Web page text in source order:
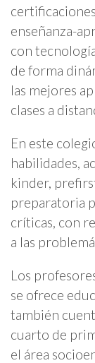
enseñanza-
con
de forma
las mejores
clases a
En este
habilidades,
kinder,
preparatoria
críticas, con
a las
Los
se ofrece
también
cuarto de
el área